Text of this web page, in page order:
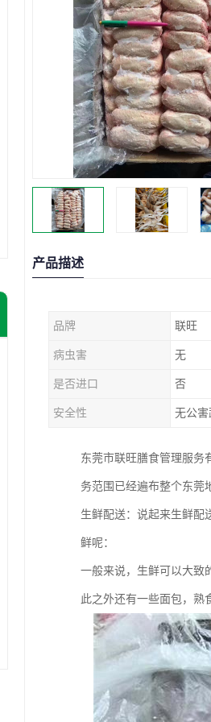
产品描述
品牌 联旺
病虫害 无
是否进口 否
安全性 无公
东莞市联旺膳食管理服务
务范围已经遍布整个东莞
生鲜配送：说起来生鲜配
鲜呢：
一般来说，生鲜可以大致
此之外还有一些面包，熟